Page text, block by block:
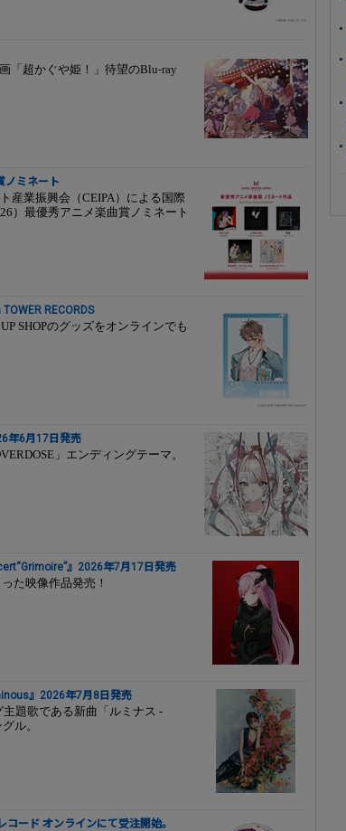
「超かぐや姫！」待望のBlu-ray
ノミネート
産業振興会（CEIPA）による国際
）最優秀アニメ楽曲賞ノミネート
RECORDS
SHOPのグッズをオンラインでも
年6月17日発売
」エンディングテーマ。
』2026年7月17日発売
た映像作品発売！
』2026年7月8日発売
題歌である新曲「ルミナス -
ル。
コード オンラインにて受注開始。